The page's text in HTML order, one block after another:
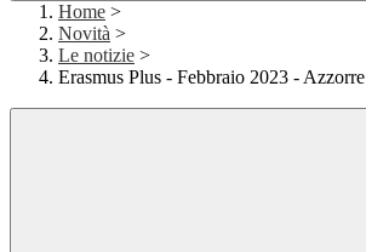
Home >
Novità >
Le notizie >
Erasmus Plus - Febbraio 2023 - Azzorre